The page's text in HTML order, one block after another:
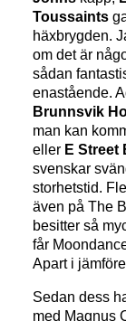
Toussaints
häxbrygden.
om det är
sådan
enastående.
Brunnsvik
man kan
eller E Street
svenskar
storhetstid.
även på The
besitter så
får
Apart i
Sedan dess
med Magnus